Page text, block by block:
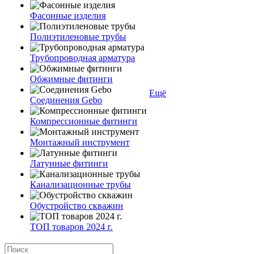
Фасонные изделия
Полиэтиленовые трубы
Трубопроводная арматура
Обжимные фитинги
Соединения Gebo
Компрессионные фитинги
Монтажный инструмент
Латунные фитинги
Канализационные трубы
Обустройство скважин
ТОП товаров 2024 г.
Ещё